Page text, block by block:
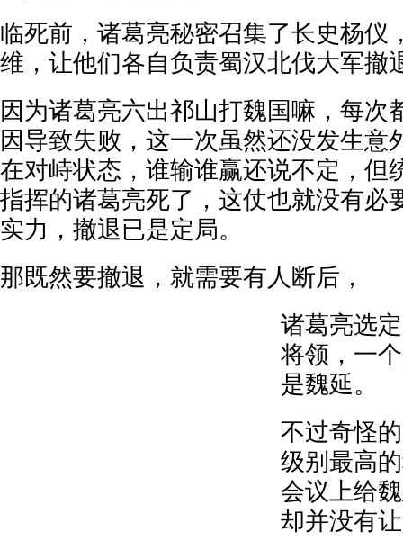
临死前，诸葛亮秘密召集了长史杨仪
维，让他们各自负责蜀汉北伐大军撤
因为诸葛亮六出祁山打魏国嘛，每次
因导致失败，这一次虽然还没发生意
在对峙状态，谁输谁赢还说不定，但
指挥的诸葛亮死了，这仗也就没有必
实力，撤退已是定局。
那既然要撤退，就需要有人断后，
诸葛亮选
将领，一
是魏延。
不过奇怪
级别最高
会议上给
却并没有